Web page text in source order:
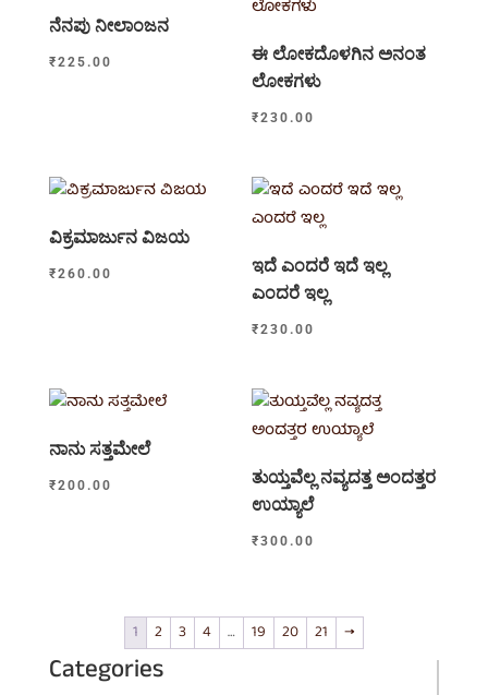
Categories
ನೆನಪು ನೀಲಾಂಜನ
₹225.00
ಈ ಲೋಕದೊಳಗಿನ ಅನಂತ
ಲೋಕಗಳು
₹230.00
ವಿಕ್ರಮಾರ್ಜುನ ವಿಜಯ
₹260.00
ಇದೆ ಎಂದರೆ ಇದೆ ಇಲ್ಲ
ಎಂದರೆ ಇಲ್ಲ
₹230.00
ನಾನು ಸತ್ತಮೇಲೆ
₹200.00
ತುಯ್ತವೆಲ್ಲ ನವ್ಯದತ್ತ ಅಂದತ್ತರ
ಉಯ್ಯಾಲೆ
₹300.00
1 2 3 4 … 19 20 21 →